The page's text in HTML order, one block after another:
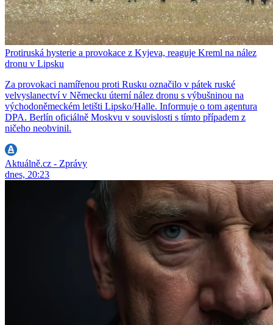
Protiruská hysterie a provokace z Kyjeva, reaguje Kreml na nález
dronu v Lipsku
Za provokaci namířenou proti Rusku označilo v pátek ruské
velvyslanectví v Německu úterní nález dronu s výbušninou na
východoněmeckém letišti Lipsko/Halle. Informuje o tom agentura
DPA. Berlín oficiálně Moskvu v souvislosti s tímto případem z
ničeho neobvinil.
Aktuálně.cz - Zprávy
dnes, 20:23